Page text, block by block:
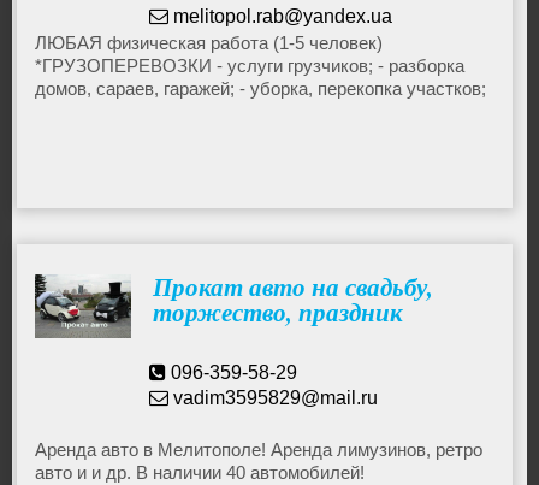
melitopol.rab@yandex.ua
ЛЮБАЯ физическая работа (1-5 человек)
*ГРУЗОПЕРЕВОЗКИ - услуги грузчиков; - разборка
домов, сараев, гаражей; - уборка, перекопка участков;
Прокат авто на свадьбу,
торжество, праздник
096-359-58-29
vadim3595829@mail.ru
Аренда авто в Мелитополе! Аренда лимузинов, ретро
авто и и др. В наличии 40 автомобилей!